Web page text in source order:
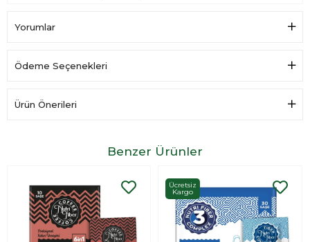
Lactobacillus delbrueckii subsp. bulgaricus- LBY-27TM
Yorumlar
Ödeme Seçenekleri
Ürün Önerileri
Benzer Ürünler
Ücretsiz
Kargo